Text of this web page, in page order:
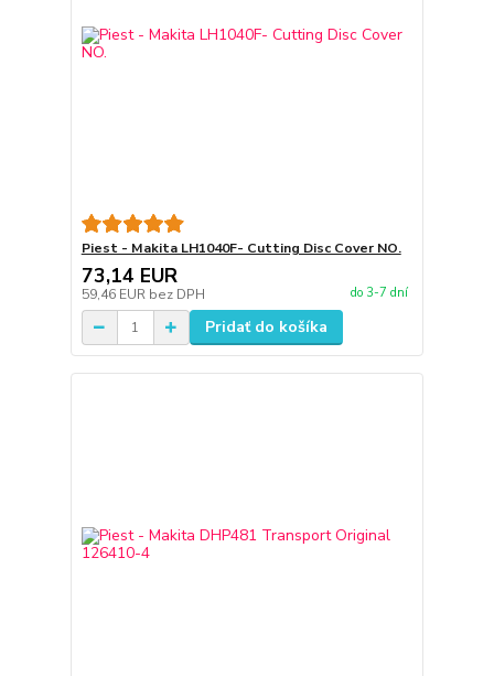
Piest - Makita LH1040F- Cutting Disc Cover NO.
73,14 EUR
59,46 EUR bez DPH do 3-7 dní
Pridať do košíka